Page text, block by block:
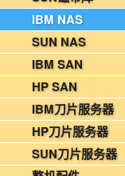
2026年08月06日-IT运维
2026年08月06日-铁路
2026年08月06日-烟草
2026年08月05日-金支
2026年08月05日-金支
2026年08月05日-金支
20260804-金支点IT运
20260804-金支点铁路
IBM NAS
SUN NAS
IBM SAN
HP SAN
IBM刀片服务器
HP刀片服务器
SUN刀片服务器